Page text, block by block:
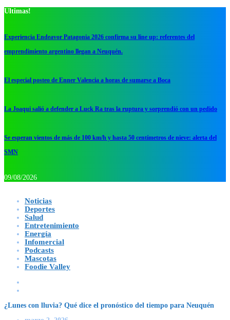
Ultimas!
Experiencia Endeavor Patagonia 2026 confirma su line up: referentes del
emprendimiento argentino llegan a Neuquén.
El especial posteo de Enner Valencia a horas de sumarse a Boca
La Joaqui salió a defender a Luck Ra tras la ruptura y sorprendió con un pedido
Se esperan vientos de más de 100 km/h y hasta 50 centímetros de nieve: alerta del
SMN
09/08/2026
Noticias
Deportes
Salud
Entretenimiento
Energía
Infomercial
Podcasts
Mascotas
Foodie Valley
¿Lunes con lluvia? Qué dice el pronóstico del tiempo para Neuquén